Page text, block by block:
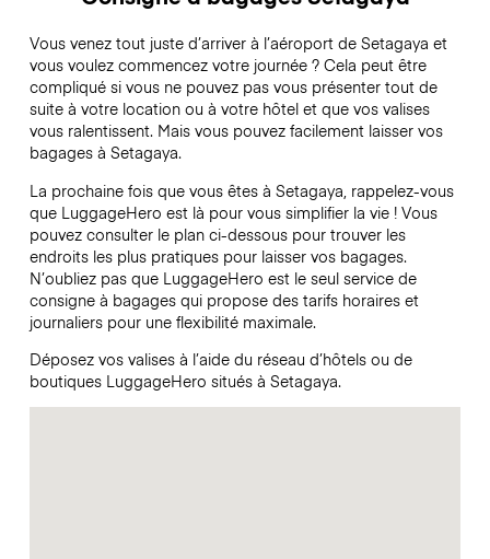
Vous venez tout juste d’arriver à l’aéroport de Setagaya et
vous voulez commencez votre journée ? Cela peut être
compliqué si vous ne pouvez pas vous présenter tout de
suite à votre location ou à votre hôtel et que vos valises
vous ralentissent. Mais vous pouvez facilement laisser vos
bagages à Setagaya.
La prochaine fois que vous êtes à Setagaya, rappelez-vous
que LuggageHero est là pour vous simplifier la vie ! Vous
pouvez consulter le plan ci-dessous pour trouver les
endroits les plus pratiques pour laisser vos bagages.
N’oubliez pas que LuggageHero est le seul service de
consigne à bagages qui propose des tarifs horaires et
journaliers pour une flexibilité maximale.
Déposez vos valises à l’aide du réseau d’hôtels ou de
boutiques LuggageHero situés à Setagaya.